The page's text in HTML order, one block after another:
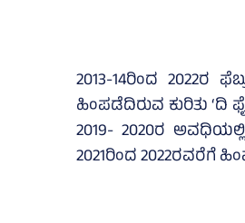
2013-14ರಿಂದ 2022ರ
ಹಿಂಪಡೆದಿರುವ ಕುರಿತು ‘ದಿ
2019- 2020ರ
2021ರಿಂದ 2022ರವರೆಗೆ